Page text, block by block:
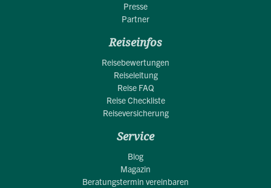
Presse
Partner
Reiseinfos
Reisebewertungen
Reiseleitung
Reise FAQ
Reise Checkliste
Reiseversicherung
Service
Blog
Magazin
Beratungstermin vereinbaren